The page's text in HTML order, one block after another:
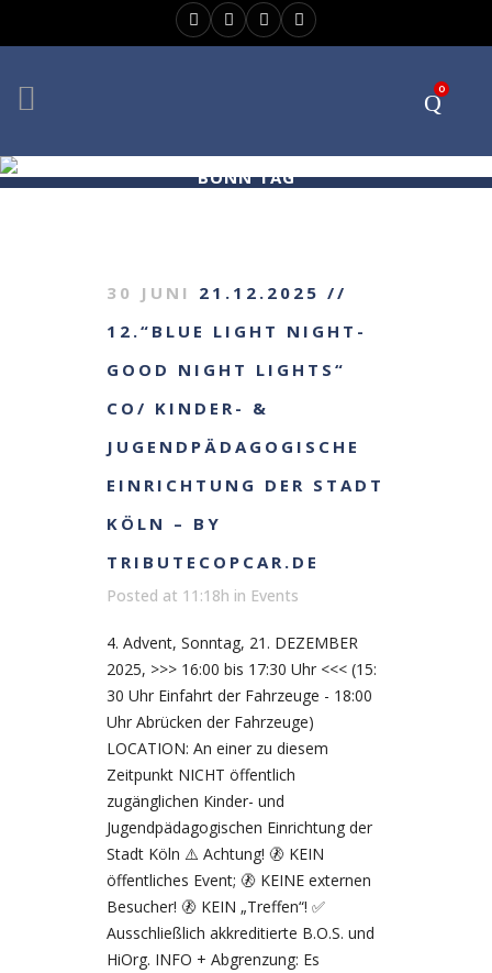
0
BONN TAG
30 JUNI
21.12.2025 //
12.“BLUE LIGHT NIGHT-
GOOD NIGHT LIGHTS“
CO/ KINDER- &
JUGENDPÄDAGOGISCHE
EINRICHTUNG DER STADT
KÖLN – BY
TRIBUTECOPCAR.DE
Posted at 11:18h in Events
4. Advent, Sonntag, 21. DEZEMBER
2025, >>> 16:00 bis 17:30 Uhr <<< (15:
30 Uhr Einfahrt der Fahrzeuge - 18:00
Uhr Abrücken der Fahrzeuge)
LOCATION: An einer zu diesem
Zeitpunkt NICHT öffentlich
zugänglichen Kinder- und
Jugendpädagogischen Einrichtung der
Stadt Köln ⚠️ Achtung! 🚷 KEIN
öffentliches Event; 🚷 KEINE externen
Besucher! 🚷 KEIN „Treffen“! ✅
Ausschließlich akkreditierte B.O.S. und
HiOrg. INFO + Abgrenzung: Es